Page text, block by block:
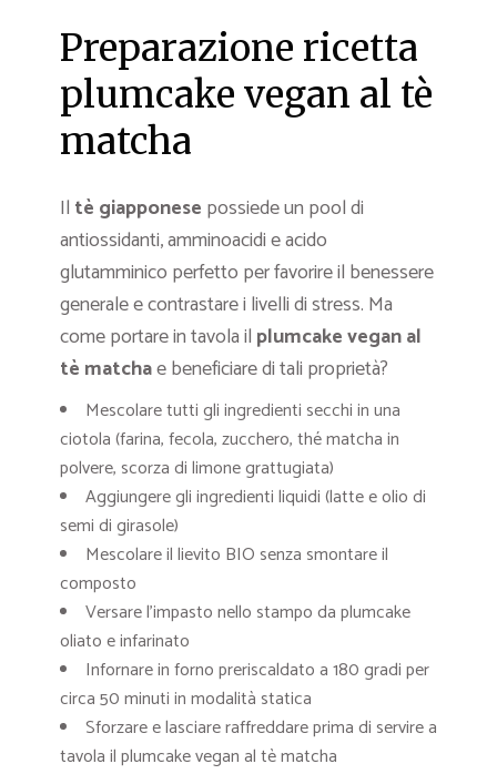
Preparazione ricetta
plumcake vegan al tè
matcha
Il tè giapponese possiede un pool di
antiossidanti, amminoacidi e acido
glutamminico perfetto per favorire il benessere
generale e contrastare i livelli di stress. Ma
come portare in tavola il plumcake vegan al
tè matchae beneficiare di tali proprietà?
Mescolare tutti gli ingredienti secchi in una
ciotola (farina, fecola, zucchero, thé matcha in
polvere, scorza di limone grattugiata)
Aggiungere gli ingredienti liquidi (latte e olio di
semi di girasole)
Mescolare il lievito BIO senza smontare il
composto
Versare l’impasto nello stampo da plumcake
oliato e infarinato
Infornare in forno preriscaldato a 180 gradi per
circa 50 minuti in modalità statica
Sforzare e lasciare raffreddare prima di servire a
tavola il plumcake vegan al tè matcha